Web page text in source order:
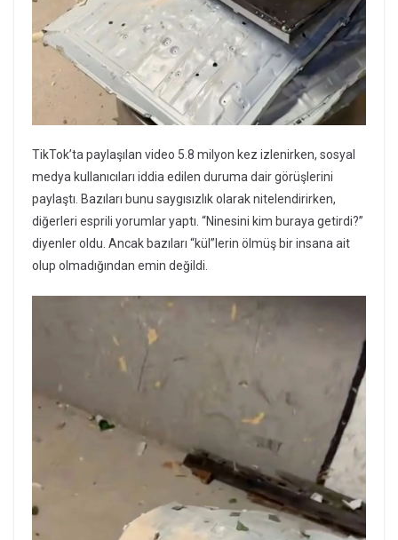
TikTok’ta paylaşılan video 5.8 milyon kez izlenirken, sosyal
medya kullanıcıları iddia edilen duruma dair görüşlerini
paylaştı. Bazıları bunu saygısızlık olarak nitelendirirken,
diğerleri esprili yorumlar yaptı. “Ninesini kim buraya getirdi?”
diyenler oldu. Ancak bazıları “kül”lerin ölmüş bir insana ait
olup olmadığından emin değildi.